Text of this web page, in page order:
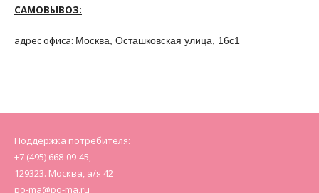
САМОВЫВОЗ:
адрес офиса: Москва, Осташковская улица, 16с1
Поддержка потребителя:
+7 (495) 668-09-45,
129323. Москва, а/я 42
po-ma@po-ma.ru